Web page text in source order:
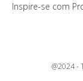
Inspire-se com
@2024 -